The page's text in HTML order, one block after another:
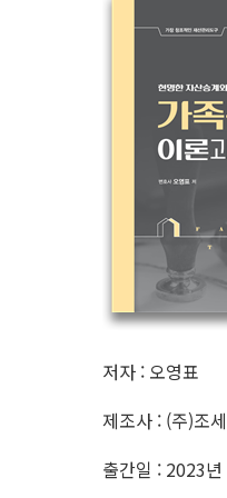
저자 : 오영표
제조사 : (주)조
출간일 : 2023